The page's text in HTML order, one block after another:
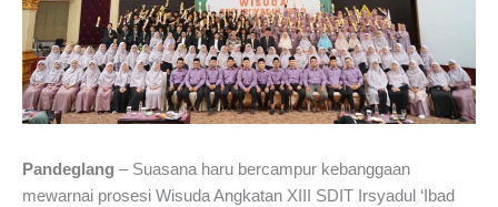
Pandeglang – Suasana haru bercampur kebanggaan
mewarnai prosesi Wisuda Angkatan XIII SDIT Irsyadul ‘Ibad